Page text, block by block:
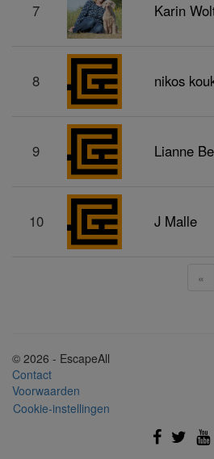
7 Karin
8 nikos
9 Lianne
10 J Malle
«
© 2026 - EscapeAll
Contact
Voorwaarden
Cookie-instellingen